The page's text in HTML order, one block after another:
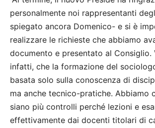
personalmente noi rappresentanti
spiegato ancora Domenico- e si è
realizzare le richieste che abbiamo
documento e presentato al Consiglio.
infatti, che la formazione del
basata solo sulla conoscenza di
ma anche tecnico-pratiche. Abbiamo
siano più controlli perché lezioni e
effettivamente dai docenti titolari di